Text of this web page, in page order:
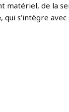
matériel, de la
, qui s’intègre